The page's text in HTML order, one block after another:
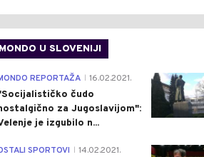
MONDO U SLOVENIJI
REPORTAŽA 16.02.2021.
čudo
za Jugoslavijom":
je izgubilo n...
SPORTOVI 14.02.2021.